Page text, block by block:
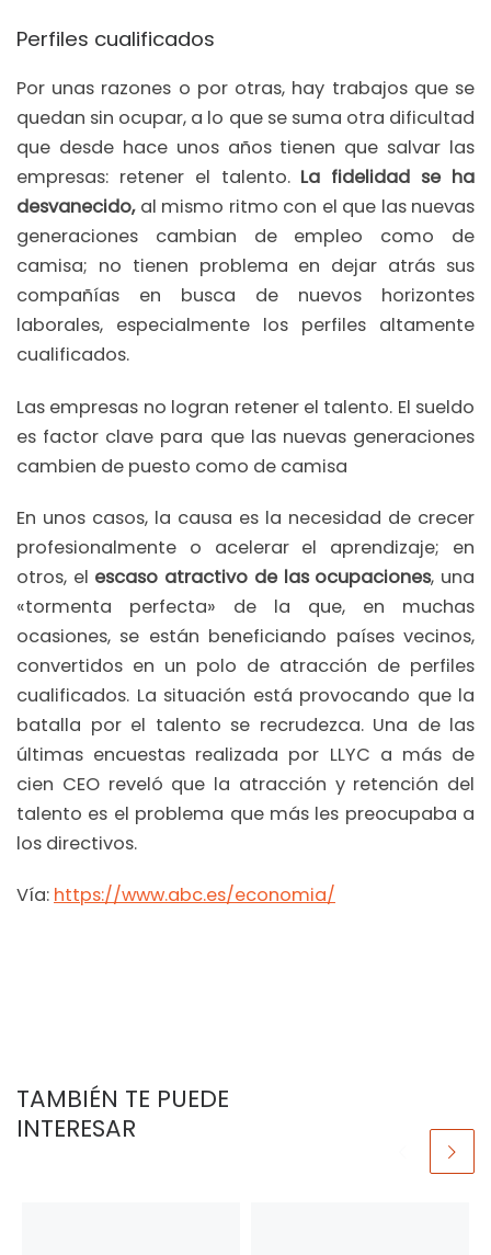
Perfiles cualificados
Por unas razones o por otras, hay trabajos que se
quedan sin ocupar, a lo que se suma otra dificultad
que desde hace unos años tienen que salvar las
empresas: retener el talento. La fidelidad se ha
desvanecido,al mismo ritmo con el que las nuevas
generaciones cambian de empleo como de
camisa; no tienen problema en dejar atrás sus
compañías en busca de nuevos horizontes
laborales, especialmente los perfiles altamente
cualificados.
Las empresas no logran retener el talento. El sueldo
es factor clave para que las nuevas generaciones
cambien de puesto como de camisa
En unos casos, la causa es la necesidad de crecer
profesionalmente o acelerar el aprendizaje; en
otros, el escaso atractivo de las ocupaciones, una
«tormenta perfecta» de la que, en muchas
ocasiones, se están beneficiando países vecinos,
convertidos en un polo de atracción de perfiles
cualificados. La situación está provocando que la
batalla por el talento se recrudezca. Una de las
últimas encuestas realizada por LLYC a más de
cien CEO reveló que la atracción y retención del
talento es el problema que más les preocupaba a
los directivos.
Vía: https://www.abc.es/economia/
TAMBIÉN TE PUEDE
INTERESAR